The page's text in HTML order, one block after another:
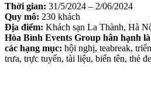
Thời gian: 31/5/2024 – 2/06/2024
Quy mô: 230 khách
Địa điểm: Khách sạn La Thành, Hà
Hòa Bình Events Group hân hạnh
các hạng mục: hội nghị, teabreak,
trưa, trực tuyến, tài liệu, biển tên, thẻ